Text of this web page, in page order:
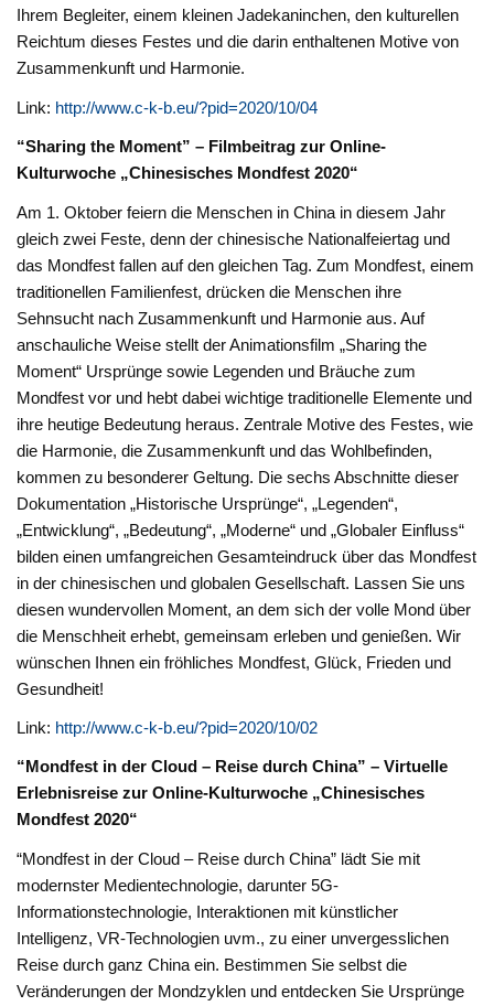
Ihrem Begleiter, einem kleinen Jadekaninchen, den kulturellen
Reichtum dieses Festes und die darin enthaltenen Motive von
Zusammenkunft und Harmonie.
Link: http://www.c-k-b.eu/?pid=2020/10/04
“Sharing the Moment” – Filmbeitrag zur Online-
Kulturwoche „Chinesisches Mondfest 2020“
Am 1. Oktober feiern die Menschen in China in diesem Jahr
gleich zwei Feste, denn der chinesische Nationalfeiertag und
das Mondfest fallen auf den gleichen Tag. Zum Mondfest, einem
traditionellen Familienfest, drücken die Menschen ihre
Sehnsucht nach Zusammenkunft und Harmonie aus. Auf
anschauliche Weise stellt der Animationsfilm „Sharing the
Moment“ Ursprünge sowie Legenden und Bräuche zum
Mondfest vor und hebt dabei wichtige traditionelle Elemente und
ihre heutige Bedeutung heraus. Zentrale Motive des Festes, wie
die Harmonie, die Zusammenkunft und das Wohlbefinden,
kommen zu besonderer Geltung. Die sechs Abschnitte dieser
Dokumentation „Historische Ursprünge“, „Legenden“,
„Entwicklung“, „Bedeutung“, „Moderne“ und „Globaler Einfluss“
bilden einen umfangreichen Gesamteindruck über das Mondfest
in der chinesischen und globalen Gesellschaft. Lassen Sie uns
diesen wundervollen Moment, an dem sich der volle Mond über
die Menschheit erhebt, gemeinsam erleben und genießen. Wir
wünschen Ihnen ein fröhliches Mondfest, Glück, Frieden und
Gesundheit!
Link: http://www.c-k-b.eu/?pid=2020/10/02
“Mondfest in der Cloud – Reise durch China” – Virtuelle
Erlebnisreise zur Online-Kulturwoche „Chinesisches
Mondfest 2020“
“Mondfest in der Cloud – Reise durch China” lädt Sie mit
modernster Medientechnologie, darunter 5G-
Informationstechnologie, Interaktionen mit künstlicher
Intelligenz, VR-Technologien uvm., zu einer unvergesslichen
Reise durch ganz China ein. Bestimmen Sie selbst die
Veränderungen der Mondzyklen und entdecken Sie Ursprünge